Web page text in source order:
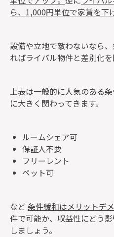
ら、1,000円単位で家賃を下
設備や立地で敵わないなら
ればライバル物件と差別化を
上表は一般的に人気のある
に大きく関わってきます。
ルームシェア可
保証人不要
フリーレント
ペット可
など条件緩和はメリットデ
件で可能か、収益性にどう
しましょう。